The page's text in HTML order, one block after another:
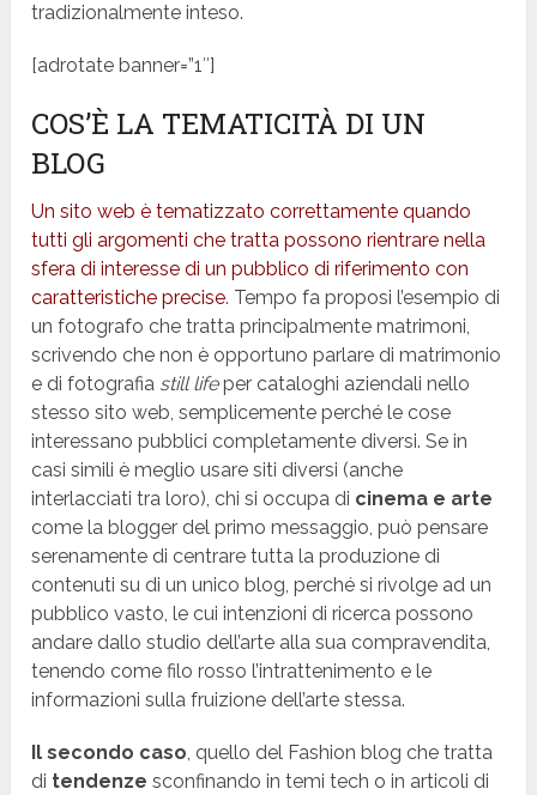
tradizionalmente inteso.
[adrotate banner=”1″]
COS’È LA TEMATICITÀ DI UN
BLOG
Un sito web è tematizzato correttamente quando
tutti gli argomenti che tratta possono rientrare nella
sfera di interesse di un pubblico di riferimento con
caratteristiche precise. Tempo fa proposi l’esempio di
un fotografo che tratta principalmente matrimoni,
scrivendo che non è opportuno parlare di matrimonio
e di fotografia still lifeper cataloghi aziendali nello
stesso sito web, semplicemente perché le cose
interessano pubblici completamente diversi. Se in
casi simili è meglio usare siti diversi (anche
interlacciati tra loro), chi si occupa di cinema e arte
come la blogger del primo messaggio, può pensare
serenamente di centrare tutta la produzione di
contenuti su di un unico blog, perché si rivolge ad un
pubblico vasto, le cui intenzioni di ricerca possono
andare dallo studio dell’arte alla sua compravendita,
tenendo come filo rosso l’intrattenimento e le
informazioni sulla fruizione dell’arte stessa.
Il secondo caso, quello del Fashion blog che tratta
di tendenze sconfinando in temi tech o in articoli di